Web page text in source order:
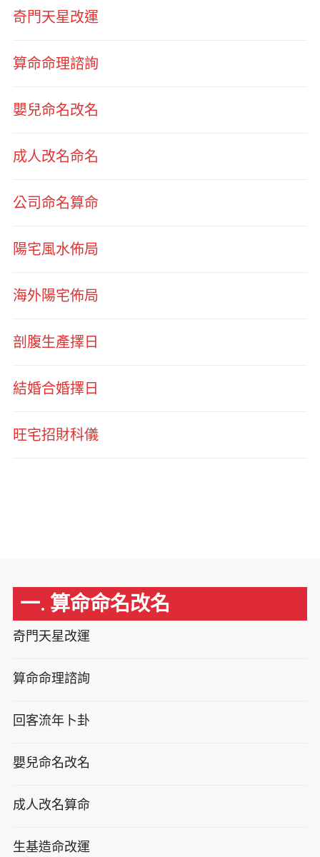
奇門天星改運
算命命理諮詢
嬰兒命名改名
成人改名命名
公司命名算命
陽宅風水佈局
海外陽宅佈局
剖腹生產擇日
結婚合婚擇日
旺宅招財科儀
一. 算命命名改名
奇門天星改運
算命命理諮詢
回客流年卜卦
嬰兒命名改名
成人改名算命
生基造命改運